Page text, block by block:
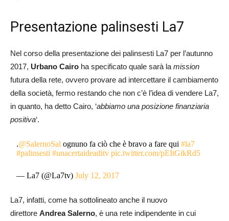
Presentazione palinsesti La7
Nel corso della presentazione dei palinsesti La7 per l’autunno
2017, Urbano Cairo ha specificato quale sarà la mission
futura della rete, ovvero provare ad intercettare il cambiamento
della società, fermo restando che non c’è l’idea di vendere La7,
in quanto, ha detto Cairo, ‘abbiamo una posizione finanziaria
positiva‘.
.@SalernoSal ognuno fa ciò che è bravo a fare qui#la7
#palinsesti #unacertaideaditv pic.twitter.com/pEItGikRd5
— La7 (@La7tv)July 12, 2017
La7, infatti, come ha sottolineato anche il nuovo
direttore Andrea Salerno, è una rete indipendente in cui